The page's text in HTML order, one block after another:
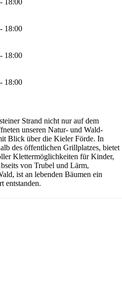
18:00
18:00
18:00
Strand nicht nur auf dem
unseren Natur- und Wald-
Blick über die Kieler Förde. In
des öffentlichen Grillplatzes, bietet
Klettermöglichkeiten für Kinder,
von Trubel und Lärm,
ist an lebenden Bäumen ein
entstanden.